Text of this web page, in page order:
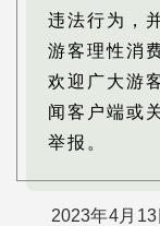
违法行为，
游客理性消
欢迎广大游
闻客户端或
举报。
2023年4月13